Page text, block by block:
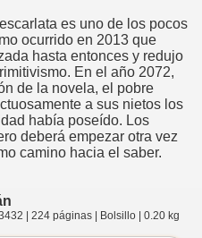
es uno de los pocos
ocurrido en 2013 que
hasta entonces y redujo
En el año 2072,
de la novela, el pobre
a sus nietos los
había poseído. Los
deberá empezar otra vez
camino hacia el saber.
| 224 páginas | Bolsillo | 0.20 kg